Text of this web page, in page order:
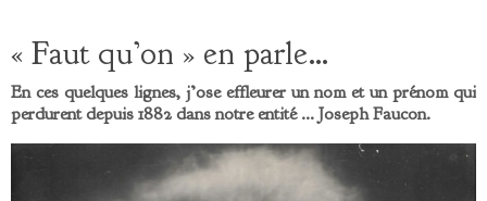
« Faut qu’on » en parle…
En ces quelques lignes, j’ose effleurer un nom et un prénom qui
perdurent depuis 1882 dans notre entité … Joseph Faucon.